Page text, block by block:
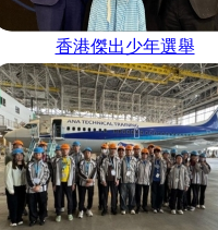
香港傑出少年選舉